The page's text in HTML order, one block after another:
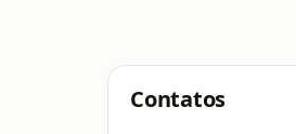
Contatos